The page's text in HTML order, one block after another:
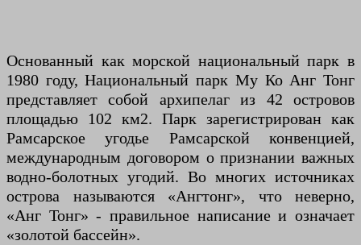
Основанный как морской национальный парк в
1980 году, Национальный парк Му Ко Анг Тонг
представляет собой архипелаг из 42 островов
площадью 102 км2. Парк зарегистрирован как
Рамсарское угодье Рамсарской конвенцией,
международным договором о признании важных
водно-болотных угодий. Во многих источниках
острова называются «Ангтонг», что неверно,
«Анг Тонг» - правильное написание и означает
«золотой бассейн».